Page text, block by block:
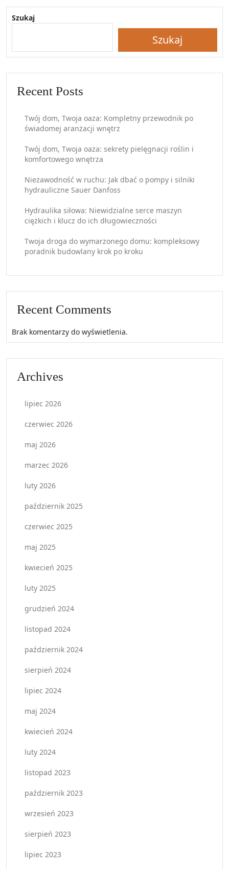
wpisach
Szukaj
Szukaj
Recent Posts
Twój dom, Twoja oaza: Kompletny przewodnik po
świadomej aranżacji wnętrz
Twój dom, Twoja oaza: sekrety pielęgnacji roślin i
komfortowego wnętrza
Niezawodność w ruchu: Jak dbać o pompy i silniki
hydrauliczne Sauer Danfoss
Hydraulika siłowa: Niewidzialne serce maszyn
ciężkich i klucz do ich długowieczności
Twoja droga do wymarzonego domu: kompleksowy
poradnik budowlany krok po kroku
Recent Comments
Brak komentarzy do wyświetlenia.
Archives
lipiec 2026
czerwiec 2026
maj 2026
marzec 2026
luty 2026
październik 2025
czerwiec 2025
maj 2025
kwiecień 2025
luty 2025
grudzień 2024
listopad 2024
październik 2024
sierpień 2024
lipiec 2024
maj 2024
kwiecień 2024
luty 2024
listopad 2023
październik 2023
wrzesień 2023
sierpień 2023
lipiec 2023